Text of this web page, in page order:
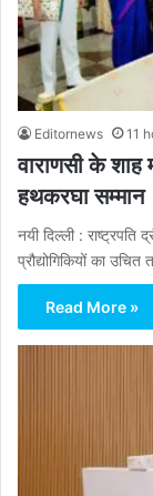
Editornews 11
वाराणसी के शाह
हथकरघा सम्मान
नयी दिल्ली :
प्रौद्योगिकियों का
Read More »